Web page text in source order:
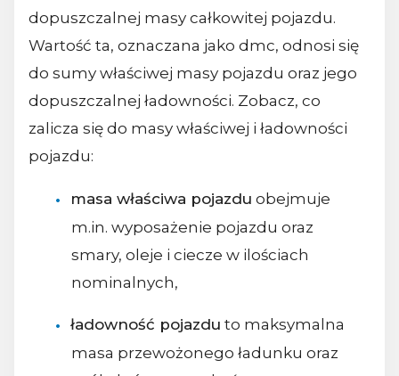
dopuszczalnej masy całkowitej pojazdu.
Wartość ta, oznaczana jako dmc, odnosi się
do sumy właściwej masy pojazdu oraz jego
dopuszczalnej ładowności. Zobacz, co
zalicza się do masy właściwej i ładowności
pojazdu:
masa właściwa pojazdu obejmuje
m.in. wyposażenie pojazdu oraz
smary, oleje i ciecze w ilościach
nominalnych,
ładowność pojazdu to maksymalna
masa przewożonego ładunku oraz